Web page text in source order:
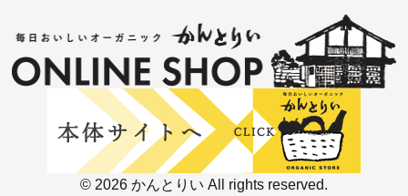
© 2026 かんとりい All rights reserved.